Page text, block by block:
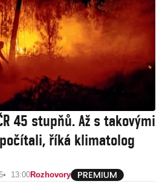
45 stupňů. Až s takovými
říká klimatolog
13:00Rozhovory